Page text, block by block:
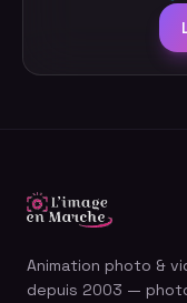
Animation photo &
depuis 2003 —